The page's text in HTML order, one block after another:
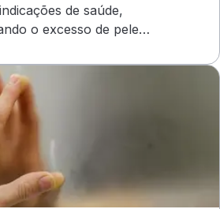
de saúde,
o excesso de pele